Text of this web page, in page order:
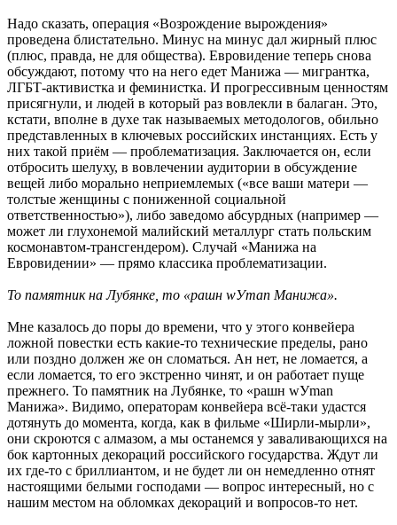
Надо сказать, операция «Возрождение вырождения»
проведена блистательно. Минус на минус дал жирный плюс
(плюс, правда, не для общества). Евровидение теперь снова
обсуждают, потому что на него едет Манижа — мигрантка,
ЛГБТ-активистка и феминистка. И прогрессивным ценностям
присягнули, и людей в который раз вовлекли в балаган. Это,
кстати, вполне в духе так называемых методологов, обильно
представленных в ключевых российских инстанциях. Есть у
них такой приём — проблематизация. Заключается он, если
отбросить шелуху, в вовлечении аудитории в обсуждение
вещей либо морально неприемлемых («все ваши матери —
толстые женщины с пониженной социальной
ответственностью»), либо заведомо абсурдных (например —
может ли глухонемой малийский металлург стать польским
космонавтом-трансгендером). Случай «Манижа на
Евровидении» — прямо классика проблематизации.
То памятник на Лубянке, то «рашн wУman Манижа».
Мне казалось до поры до времени, что у этого конвейера
ложной повестки есть какие-то технические пределы, рано
или поздно должен же он сломаться. Ан нет, не ломается, а
если ломается, то его экстренно чинят, и он работает пуще
прежнего. То памятник на Лубянке, то «рашн wУman
Манижа». Видимо, операторам конвейера всё-таки удастся
дотянуть до момента, когда, как в фильме «Ширли-мырли»,
они скроются с алмазом, а мы останемся у заваливающихся на
бок картонных декораций российского государства. Ждут ли
их где-то с бриллиантом, и не будет ли он немедленно отнят
настоящими белыми господами — вопрос интересный, но с
нашим местом на обломках декораций и вопросов-то нет.